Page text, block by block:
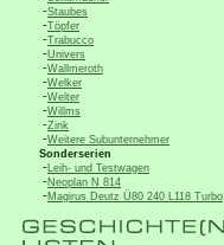
-Staubes
-Töpfer
-Trabucco
-Univers
-Wallmeroth
-Welker
-Welter
-Willms
-Zink
-Weitere Subunternehmer
Sonderserien
-Leih- und Testwagen
-Neoplan N 814
-Magirus Deutz Ü80 240 L118 Turbo